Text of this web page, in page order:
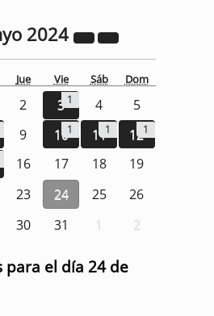
2024
Jue Vie Sáb Dom
2 3 1 4
5
9 101 111 121
16 17 18
19
23 24 25
26
30 31 1 2
para el día 24 de